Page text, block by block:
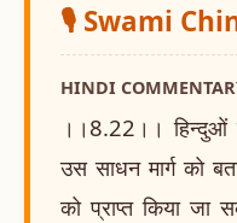
🎙️ Swami
HINDI
।।8.22।। हिन्दुओं
उस साधन मार्ग को
को प्राप्त किया जा